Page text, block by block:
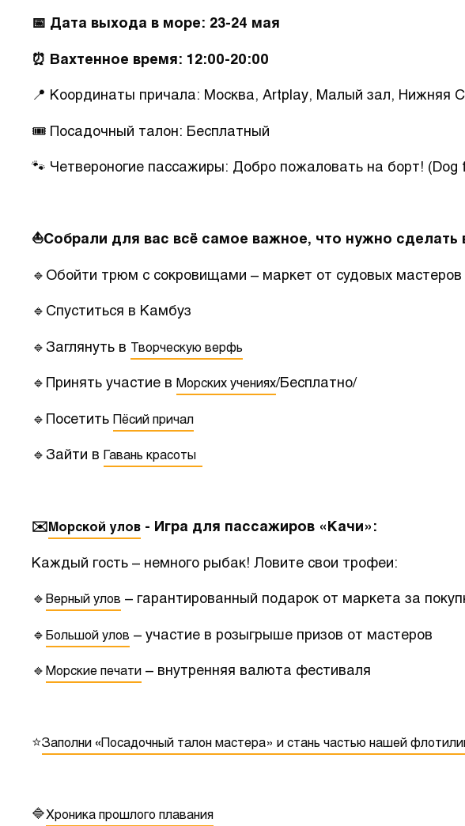
📅 Дата выхода в море: 23-24 мая
⏰ Вахтенное время: 12:00-20:00
📍 Координаты причала: Москва, Artplay, Малый зал, Нижняя
🎟 Посадочный талон: Бесплатный
🐾 Четвероногие пассажиры: Добро пожаловать на борт! (Dog
⛵️Собрали для вас всё самое важное, что нужно
🔹Обойти трюм с сокровищами – маркет от судовых мастеров
🔹Спуститься в Камбуз
🔹Заглянуть в Творческую верфь
🔹Принять участие в Морских учениях/Бесплатно/
🔹Посетить Пёсий причал
🔹Зайти в Гавань красоты
✉️ Морской улов - Игра для пассажиров «Качи»:
Каждый гость – немного рыбак! Ловите свои трофеи:
🔹 Верный улов – гарантированный подарок от маркета за
🔹 Большой улов – участие в розыгрыше призов от мастеров
🔹 Морские печати – внутренняя валюта фестиваля
⭐️Заполни « Посадочный талон мастера» и стань частью нашей
🔷Хроника прошлого плавания